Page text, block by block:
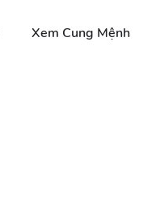
Xem Cung Mệnh